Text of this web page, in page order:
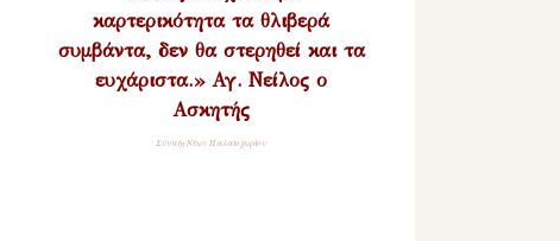
καρτερικότητα τα θλιβερά
συμβάντα, δεν θα στερηθεί και τα
ευχάριστα.» Αγ. Νείλος ο
Ασκητής
Σύναξη Νέων Παλαιοχωρίου